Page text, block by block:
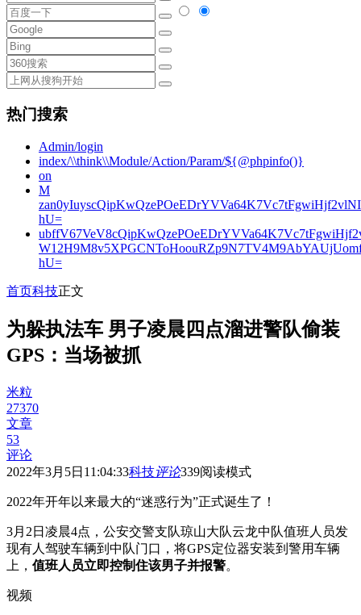
热门搜索
Admin/login
index/\\think\\Module/Action/Param/${@phpinfo()}
on
M
hU=
hU=
首页科技正文
为躲执法车 男子凌晨四点溜进警队偷装
GPS：当场被抓
米粒
27370
文章
53
评论
2022年3月5日11:04:33科技评论339阅读模式
2022年开年以来最大的“迷惑行为”正式诞生了！
3月2日凌晨4点，公安交警支队琼山大队云龙中队值班人员发
现有人驾驶车辆到中队门口，将GPS定位器安装到警用车辆
上， 值班人员立即控制住该男子并报警。
视频